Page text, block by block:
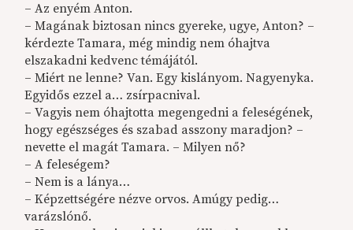
– Az enyém Anton.
– Magának biztosan nincs gyereke, ugye, Anton? –
kérdezte Tamara, még mindig nem óhajtva
elszakadni kedvenc témájától.
– Miért ne lenne? Van. Egy kislányom. Nagyenyka.
Egyidős ezzel a… zsírpacnival.
– Vagyis nem óhajtotta megengedni a feleségének,
hogy egészséges és szabad asszony maradjon? –
nevette el magát Tamara. – Milyen nő?
– A feleségem?
– Nem is a lánya…
– Képzettségére nézve orvos. Amúgy pedig…
varázslónő.